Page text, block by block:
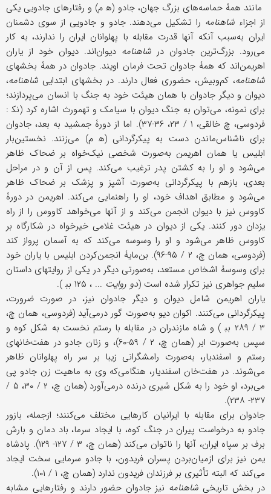
مانند همۀ حماسه‌های بزرگ جهان، جادو (ه‍ م) و رفتارهای جادویی یکی
از اجزاء شاهنامه را تشکیل می‌دهند. جادو و جادویی از سوی دشمنان
ایران به‌سبب آنکه آنها قدرت مقابله با پهلوانان ایران را ندارند، به کار
می‌رود. بزرگ‌ترین جادوان در شاهنامه دیوان‌اند. دیوان خود از یاران
اهریمن‌اند که همۀ جادوان تحت فرمان اویند. جادوان در همۀ بخشهای
شاهنامه، کم‌وبیش، حضوری فعال دارند. در بخشهای ابتدایی شاهنامه،
دیوان و دیگر جادوان با همان هیئت خود به جنگ با انسان می‌پردازند؛
برای نمونه، می‌توان به جنگ دیوان با سیامک و تهمورث اشاره کرد (نک‍ :
فردوسی، چ خالقی، ۱ / ۲۳، ۳۶-۳۷). اما از دورۀ جمشید به بعد، جادوان
برای ناشناس‌ماندن دست به پیکرگردانی (ه‍ م) می‌زنند. نخستین‌بار
ابلیس یا همان اهریمن به‌صورت شخصی نیک‌خواه بر ضحاک ظاهر
می‌شود و او را به کشتن پدر ترغیب می‌کند. پس از آن و در مراحل
بعدی، بازهم با پیکرگردانی به‌‌صورت آشپز و پزشک بر ضحاک ظاهر
می‌شود و مطابق اهداف خود، او را راهنمایی می‌کند. اهریمن در دورۀ
کاووس نیز با دیوان انجمن می‌کند و از آنها می‌خواهد کاووس را از راه
یزدان دور کنند. یکی از دیوان در هیئت غلامی خیرخواه در شکارگاه بر
کاووس ظاهر می‌شود و او را وسوسه می‌کند که به آسمان پرواز کند
(فردوسی، همان چ، ۲ / ۹۵-۹۶). بن‌مایۀ انجمن‌کردن ابلیس با یاران خود
برای وسوسۀ اشخاص مستعد، به‌صورتی دیگر در یکی از روایتهای داستان
سلیم جواهری نیز تکرار شده است (دو روایت ... ، ۱۲۵ بب‍‌ ).
یاران اهریمن شامل دیوان و دیگر جادوان نیز، در صورت ضرورت،
پیکرگردانی می‌کنند. اکوان دیو به‌صورت گور درمی‌آید (فردوسی، همان چ،
۳ / ۲۸۹ بب‍‌ ) و شاه مازندران در مقابله با رستم نخست به شکل کوه و
سپس به‌صورت ابر (همان چ، ۲ / ۵۹-۶۰)، و زنان جادو در هفت‌خانهای
رستم و اسفندیار، به‌صورت رامشگرانی زیبا بر سر راه پهلوانان ظاهر
می‌شوند. در هفت‌خان اسفندیار، هنگامی‌که وی به ماهیت زن جادو پی
می‌برد، او خود را به شکل شیری درنده درمی‌آورد (همان چ، ۲ / ۳۰، ۵ /
۲۳۷- ۲۳۸).
جادوان برای مقابله با ایرانیان کارهایی مختلف می‌کنند؛ ازجمله، بازور
جادو به درخواست پیران در جنگ کوه، با ایجاد سرما، باد دمان و بارش
برف بر سپاه ایران، آنها را ناتوان می‌کند (همان چ، ۳ / ۱۲۷- ۱۲۹). پادشاه
یمن نیز برای ازمیان‌بردن پسران فریدون، با جادو سرمایی سخت ایجاد
می‌کند که البته تأثیری بر فرزندان فریدون ندارد (همان چ، ۱ / ۱۰۱).
در بخش تاریخی شاهنامه نیز جادوان حضور دارند و رفتارهایی مشابه